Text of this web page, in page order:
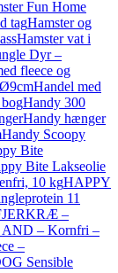
Fun Home
tagHamster og
Hamster vat i
Dyr –
fleece og
Handel med
Handy 300
Handy hænger
Handy Scoopy
Bite
Bite Lakseolie
10 kgHAPPY
11
–
AND – Kornfri –
–
Sensible